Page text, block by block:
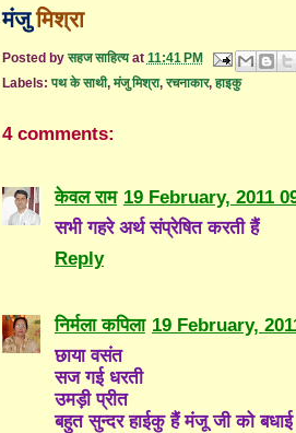
मंजुमिश्रा
Posted byसहज साहित्य at 11:41 PM
Labels:पथ के साथी,मंजु मिश्रा,रचनाकार,हाइकु
4 comments:
केवल राम 19 February, 2011
सभी गहरे अर्थ संप्रेषित करती हैं
Reply
निर्मला कपिला 19 February,
छाया वसंत
सज गई धरती
उमड़ी प्रीत
बहुत सुन्दर हाईकु हैं मंजू जी को